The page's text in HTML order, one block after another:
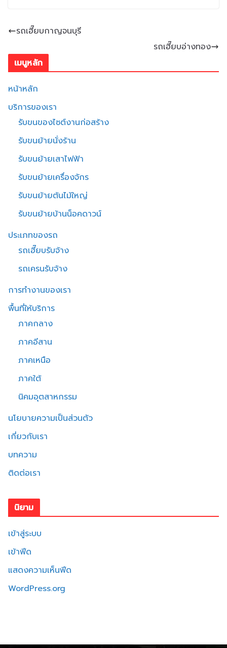
รถเฮี๊ยบกาญจนบุรี
รถเฮี๊ยบอ่างทอง
เมนูหลัก
หน้าหลัก
บริการของเรา
รับขนของไซต์งานก่อสร้าง
รับขนย้ายนั่งร้าน
รับขนย้ายเสาไฟฟ้า
รับขนย้ายเครื่องจักร
รับขนย้ายต้นไม้ใหญ่
รับขนย้ายบ้านน็อคดาวน์
ประเภทของรถ
รถเฮี๊ยบรับจ้าง
รถเครนรับจ้าง
การทำงานของเรา
พื้นที่ให้บริการ
ภาคกลาง
ภาคอีสาน
ภาคเหนือ
ภาคใต้
นิคมอุตสาหกรรม
นโยบายความเป็นส่วนตัว
เกี่ยวกับเรา
บทความ
ติดต่อเรา
นิยาม
เข้าสู่ระบบ
เข้าฟีด
แสดงความเห็นฟีด
WordPress.org